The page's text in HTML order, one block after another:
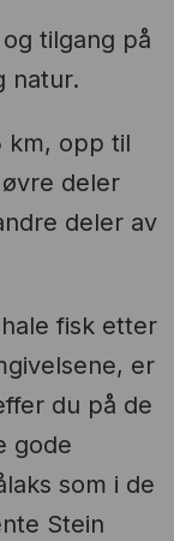
tilgang på
natur.
km, opp til
deler
deler av
fisk etter
er
du på de
gode
som i de
Stein